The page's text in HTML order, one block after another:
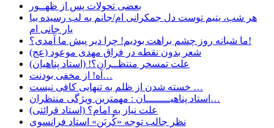
بعضی تحولات پس از ظهــور
هر شب، یتیم توست دل جمکرانی ام/جانم به لب رسیده بیا
یار جانی ام
ما شبانه روز چشم براهت بودیم! چرا دیر پیش ما آمدی؟!
شعر بدون نقطه در فراق مهدی موعود (عج)
علت تمسخر منتظــران؟! (استاد پناهیان)
آه! از مخفی بودنت…
خسته شدن از ظلم به تنهایی کافی نیست …
استاد پناهیــــــــان : مهمترین ویژگی منتظران…
علت نیاز به امام؟ (استاد قرائتی)
نظر جالب توجه «کُربَن» استاد فرانسوی